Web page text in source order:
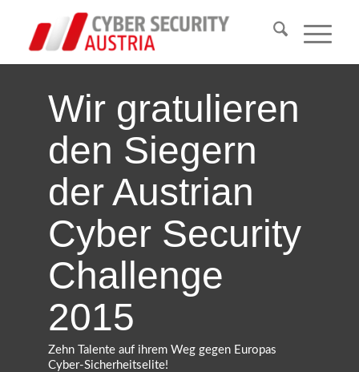
Wir gratulieren
den Siegern
der Austrian
Cyber Security
Challenge
2015
Zehn Talente auf ihrem Weg gegen Europas
Cyber-Sicherheitselite!